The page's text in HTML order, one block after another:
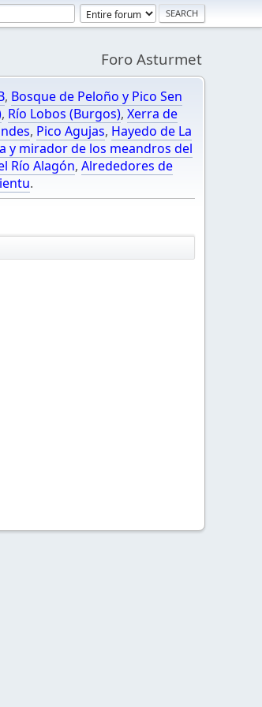
Foro Asturmet
, Bosque de Peloño y Pico Sen
, Río Lobos (Burgos), Xerra de
, Pico Agujas, Hayedo de La
y mirador de los meandros del
Río Alagón, Alrededores de
.